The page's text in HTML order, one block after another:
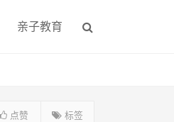
亲子教育
点赞 标签